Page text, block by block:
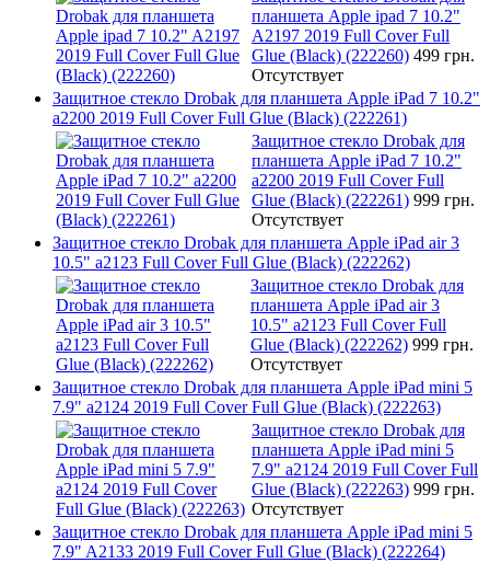
планшета Apple ipad 7 10.2"
A2197 2019 Full Cover Full
Glue (Black) (222260) 499 грн.
Отсутствует
Защитное стекло Drobak для планшета Apple iPad 7 10.2"
a2200 2019 Full Cover Full Glue (Black) (222261)
Защитное стекло Drobak для
планшета Apple iPad 7 10.2"
a2200 2019 Full Cover Full
Glue (Black) (222261) 999 грн.
Отсутствует
Защитное стекло Drobak для планшета Apple iPad air 3
10.5" a2123 Full Cover Full Glue (Black) (222262)
Защитное стекло Drobak для
планшета Apple iPad air 3
10.5" a2123 Full Cover Full
Glue (Black) (222262) 999 грн.
Отсутствует
Защитное стекло Drobak для планшета Apple iPad mini 5
7.9" a2124 2019 Full Cover Full Glue (Black) (222263)
Защитное стекло Drobak для
планшета Apple iPad mini 5
7.9" a2124 2019 Full Cover Full
Glue (Black) (222263) 999 грн.
Отсутствует
Защитное стекло Drobak для планшета Apple iPad mini 5
7.9" A2133 2019 Full Cover Full Glue (Black) (222264)